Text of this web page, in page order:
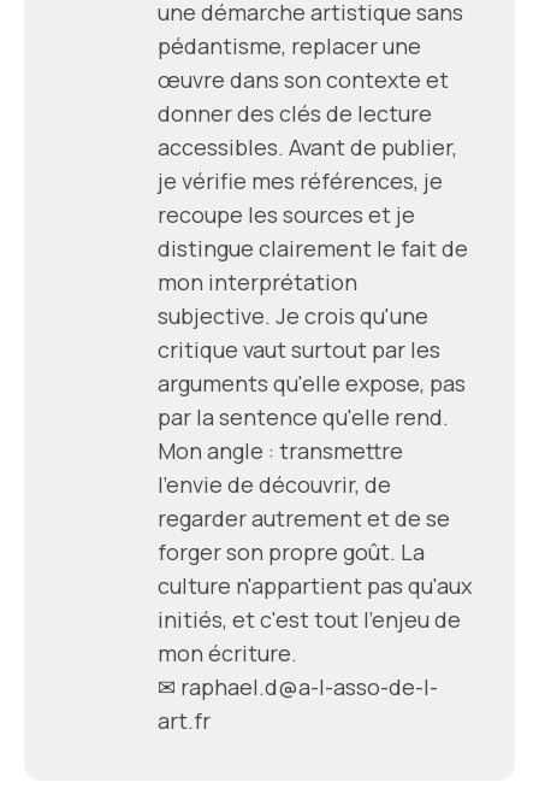
une démarche artistique sans
pédantisme, replacer une
œuvre dans son contexte et
donner des clés de lecture
accessibles. Avant de publier,
je vérifie mes références, je
recoupe les sources et je
distingue clairement le fait de
mon interprétation
subjective. Je crois qu'une
critique vaut surtout par les
arguments qu'elle expose, pas
par la sentence qu'elle rend.
Mon angle : transmettre
l'envie de découvrir, de
regarder autrement et de se
forger son propre goût. La
culture n'appartient pas qu'aux
initiés, et c'est tout l'enjeu de
mon écriture.
✉ raphael.d@a-l-asso-de-l-
art.fr